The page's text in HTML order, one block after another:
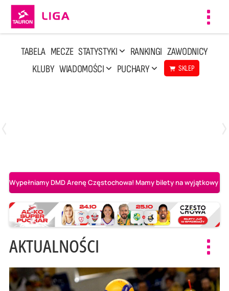
TABELA MECZE STATYSTYKI RANKINGI ZAWODNICY
KLUBY WIADOMOŚCI PUCHARY SKLEP
Wypełniamy DMD Arenę Częstochowa! Mamy bilety na wyjątkowy
AKTUALNOŚCI